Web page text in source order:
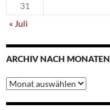
31
« Juli
ARCHIV NACH MONATEN
Archiv
nach
Monaten